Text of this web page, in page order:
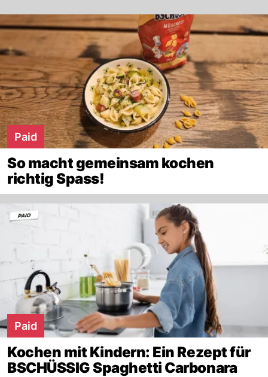
Paid
So macht gemeinsam kochen
richtig Spass!
Paid
Kochen mit Kindern: Ein Rezept für
BSCHÜSSIG Spaghetti Carbonara